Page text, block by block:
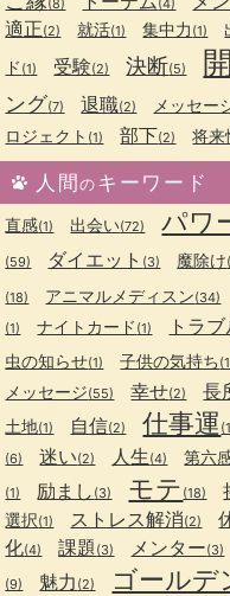
適正(2) 就活(1) 集中力 (1)
ド (1) 受験(2) 決断(5)
ング(7) 退職(2) メッセー
ロジェクト (1) 部下(2) 将来
人間のキーワード
直感(1) 出会い(72) パワ
(59) ダイエット (3) 魔除け
(18) アニマルメディスン(34)
(1) ナイトカード (1) トラ
虫の知らせ(1) 子供の気持ち
メッセージ(55) 幸せ(2) 長
土地(1) 自信(2) 仕事運
(6) 迷い(2) 人生(4) 第六
(1) 励まし (3) モテ (18)
選択(1) ストレス解消(2)
化(4) 課題 (3) メンター(3)
(9) 魅力 (2) ゴールデ